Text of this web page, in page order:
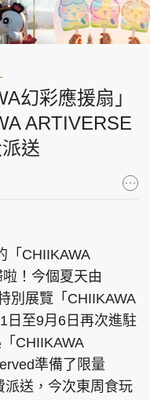
會員活動
東周專欄
東Touch
星島日報
幻彩應援扇」
ARTIVERSE
送
「CHIIKAWA
！今個夏天由
別展覽「CHIIKAWA
日至9月6日再次進駐
CHIIKAWA
準備了限量
派送，今次東周食玩